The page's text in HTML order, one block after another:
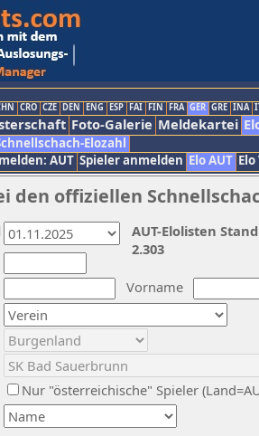
CRO CZE DEN ENG ESP FAI FIN FRA GER GRE INA
Foto-Galerie Meldekartei
Elozahl
AUT Spieler anmelden Elo AUT
den offiziellen
Vorname
Nur "österreichische" Spieler
AUT-Elolisten
2.303